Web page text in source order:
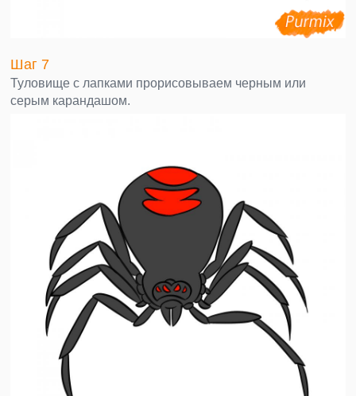
Шаг 7
Туловище с лапками прорисовываем черным или
серым карандашом.